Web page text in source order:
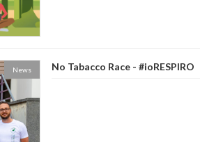
News No Tabacco Race - #ioRESPIRO